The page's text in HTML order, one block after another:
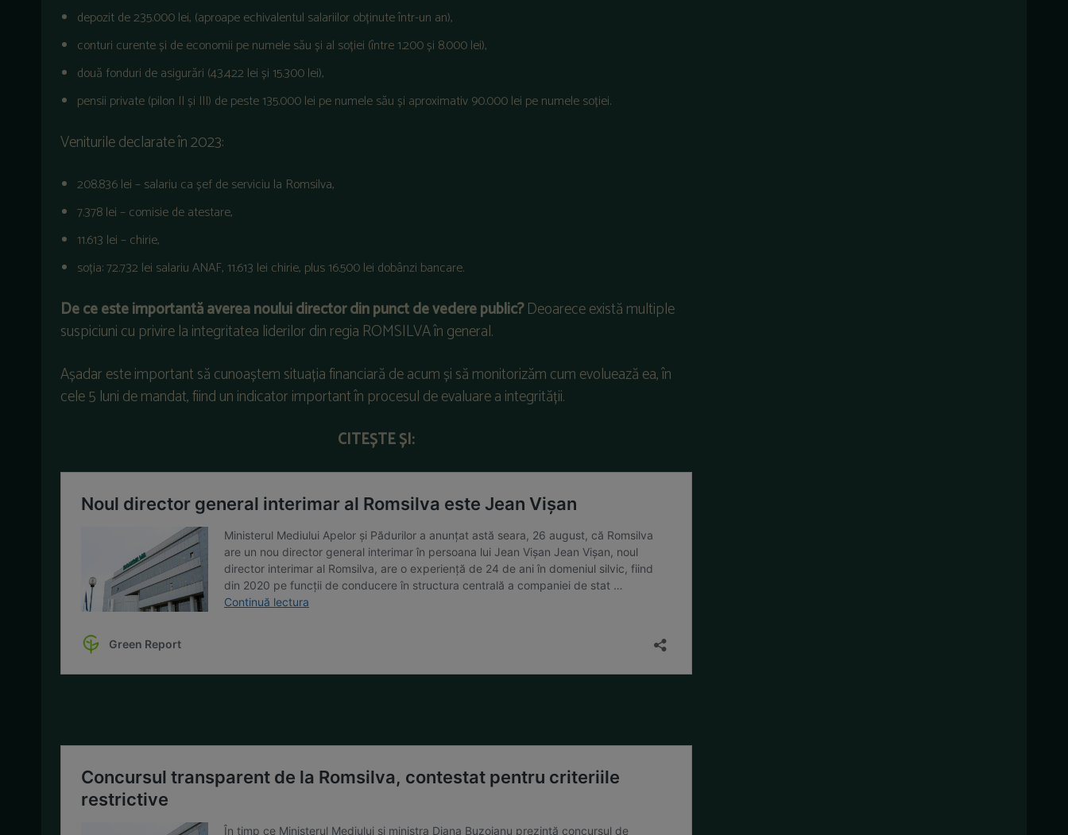
depozit de 235.000 lei, (aproape echivalentul salariilor obținute într-un an),
conturi curente și de economii pe numele său și al soției (între 1.200 și 8.000 lei),
două fonduri de asigurări (43.422 lei și 15.300 lei),
pensii private (pilon II și III) de peste 135.000 lei pe numele său și aproximativ 90.000 lei pe numele soției.
Veniturile declarate în 2023:
208.836 lei – salariu ca șef de serviciu la Romsilva,
7.378 lei – comisie de atestare,
11.613 lei – chirie,
soția: 72.732 lei salariu ANAF, 11.613 lei chirie, plus 16.500 lei dobânzi bancare.
De ce este importantă averea noului director din punct de vedere public?Deoarece există multiple
suspiciuni cu privire la integritatea liderilor din regia ROMSILVA în general.
Așadar este important să cunoaștem situația financiară de acum și să monitorizăm cum evoluează ea, în
cele 5 luni de mandat, fiind un indicator important în procesul de evaluare a integrității.
CITEȘTE ȘI: